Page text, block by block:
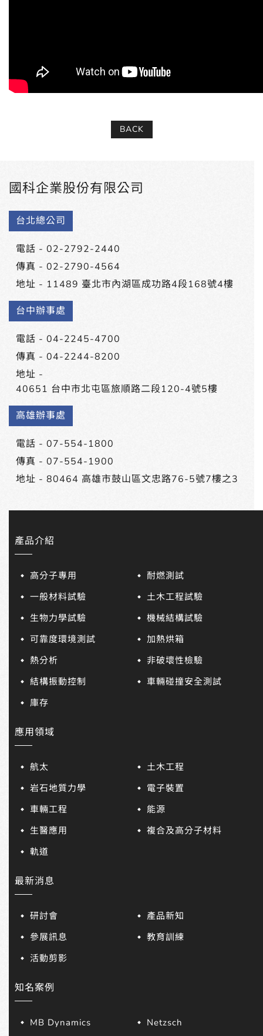
BACK
國科企業股份有限公司
台北總公司
電話 - 02-2792-2440
傳真 - 02-2790-4564
地址 - 11489 臺北市內湖區成功路4段168號4樓
台中辦事處
電話 - 04-2245-4700
傳真 - 04-2244-8200
地址 -
40651 台中市北屯區旅順路二段120-4號5樓
高雄辦事處
電話 - 07-554-1800
傳真 - 07-554-1900
地址 - 80464 高雄市鼓山區文忠路76-5號7樓之3
產品介紹
高分子專用
耐燃測試
一般材料試驗
土木工程試驗
生物力學試驗
機械結構試驗
可靠度環境測試
加熱烘箱
熱分析
非破壞性檢驗
結構振動控制
車輛碰撞安全測試
庫存
應用領域
航太
土木工程
岩石地質力學
電子裝置
車輛工程
能源
生醫應用
複合及高分子材料
軌道
最新消息
研討會
產品新知
參展訊息
教育訓練
活動剪影
知名案例
MB Dynamics Netzsch